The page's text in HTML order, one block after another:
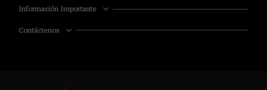
Información Importante
Contáctenos